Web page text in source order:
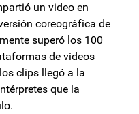
un video en
coreográfica de
superó los 100
de videos
clips llegó a la
que la